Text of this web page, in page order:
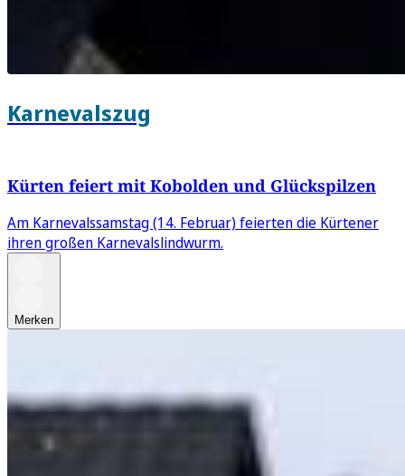
Karnevalszug
Kürten feiert mit Kobolden und Glückspilzen
Am Karnevalssamstag (14. Februar) feierten die Kürtener
ihren großen Karnevalslindwurm.
Merken